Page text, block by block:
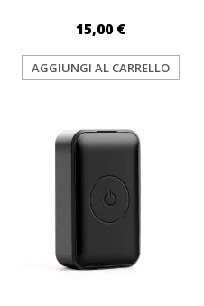
15,00 €
AGGIUNGI AL CARRELLO